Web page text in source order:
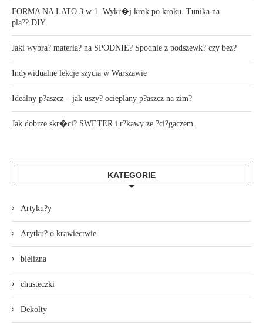
FORMA NA LATO 3 w 1. Wykr�j krok po kroku. Tunika na
pla??.DIY
Jaki wybra? materia? na SPODNIE? Spodnie z podszewk? czy bez?
Indywidualne lekcje szycia w Warszawie
Idealny p?aszcz – jak uszy? ocieplany p?aszcz na zim?
Jak dobrze skr�ci? SWETER i r?kawy ze ?ci?gaczem.
KATEGORIE
Artyku?y
Arytku? o krawiectwie
bielizna
chusteczki
Dekolty